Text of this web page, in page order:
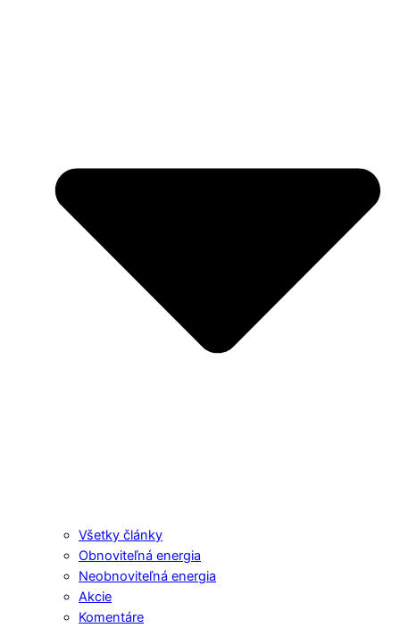
Všetky články
Obnoviteľná energia
Neobnoviteľná energia
Akcie
Komentáre